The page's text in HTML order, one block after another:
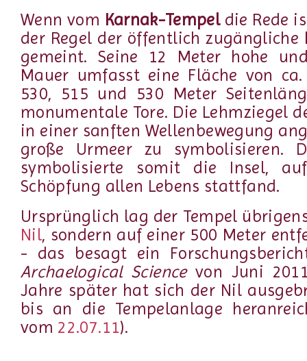
Wenn vom Karnak-Tempeldie Rede
der Regel der öffentlich zugängliche
gemeint. Seine 12 Meter hohe
Mauer umfasst eine Fläche von
530, 515 und 530 Meter
monumentale Tore. Die Lehmziegel
in einer sanften Wellenbewegung
große Urmeer zu symbolisieren.
symbolisierte somit die Insel,
Schöpfung allen Lebens stattfand.
Ursprünglich lag der Tempel
Nil, sondern auf einer 500 Meter
- das besagt ein
Archaelogical Sciencevon Juni
Jahre später hat sich der Nil
bis an die Tempelanlage
vom 22.07.11).